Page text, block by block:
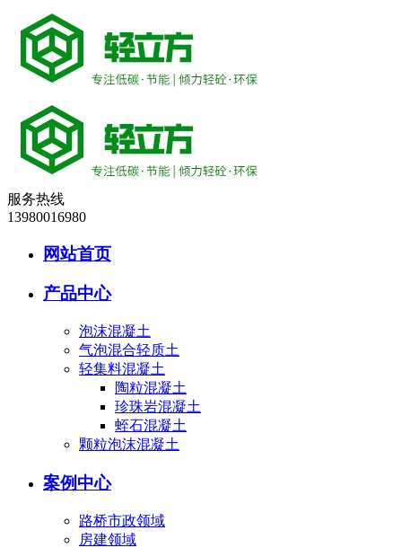
服务热线
13980016980
网站首页
产品中心
泡沫混凝土
气泡混合轻质土
轻集料混凝土
陶粒混凝土
珍珠岩混凝土
蛭石混凝土
颗粒泡沫混凝土
案例中心
路桥市政领域
房建领域